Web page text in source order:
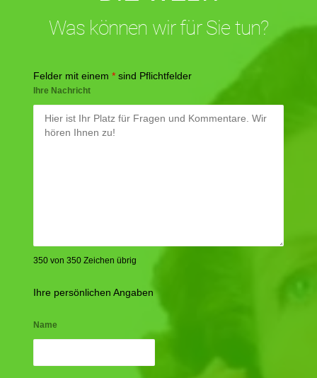
Was können wir für Sie tun?
Felder mit einem * sind Pflichtfelder
Ihre Nachricht
350 von 350 Zeichen übrig
Ihre persönlichen Angaben
Name